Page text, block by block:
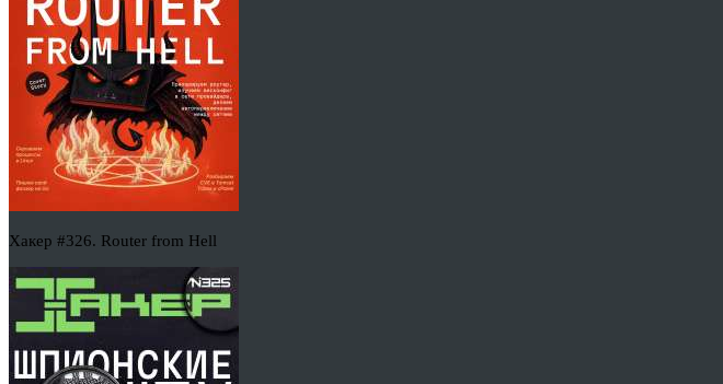
Хакер #326. Router from Hell